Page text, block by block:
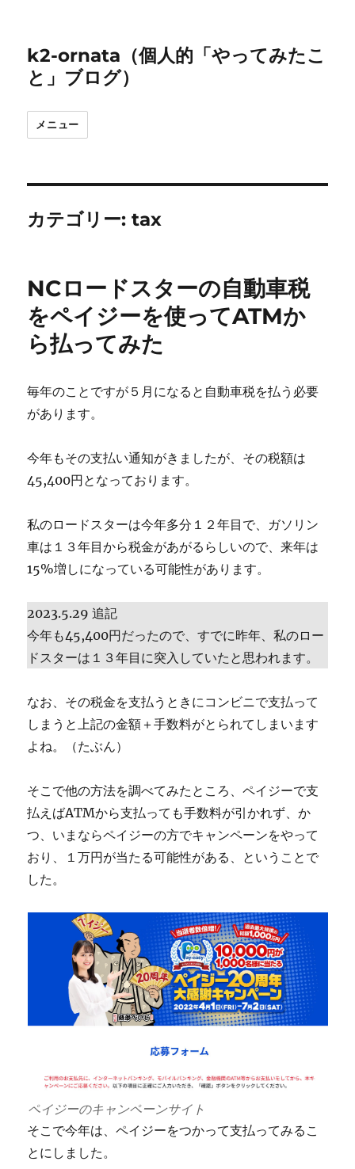
k2-ornata（個人的「やってみたこ
と」ブログ）
メニュー
カテゴリー:tax
NCロードスターの自動車税
をペイジーを使ってATMか
ら払ってみた
毎年のことですが５月になると自動車税を払う必要
があります。
今年もその支払い通知がきましたが、その税額は
45,400円となっております。
私のロードスターは今年多分１２年目で、ガソリン
車は１３年目から税金があがるらしいので、来年は
15%増しになっている可能性があります。
2023.5.29 追記
今年も45,400円だったので、すでに昨年、私のロー
ドスターは１３年目に突入していたと思われます。
なお、その税金を支払うときにコンビニで支払って
しまうと上記の金額＋手数料がとられてしまいます
よね。（たぶん）
そこで他の方法を調べてみたところ、ペイジーで支
払えばATMから支払っても手数料が引かれず、か
つ、いまならペイジーの方でキャンペーンをやって
おり、１万円が当たる可能性がある、ということで
した。
ペイジーのキャンペーンサイト
そこで今年は、ペイジーをつかって支払ってみるこ
とにしました。